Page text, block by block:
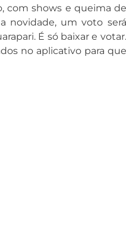
com shows e queima de
novidade, um voto será
É só baixar e votar.
no aplicativo para que